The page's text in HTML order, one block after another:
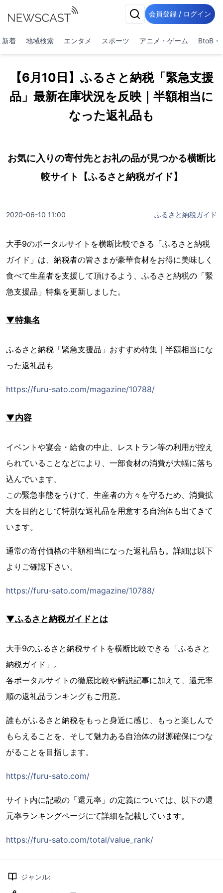
会員登録 / ログイン
新着 地域検索 エンタメ スポーツ アニメ・ゲーム BtoB・
【6月10日】ふるさと納税「緊急支援
品」最新在庫状況を反映｜半額相当に
なった返礼品も
お気に入りの寄付先とお礼の品が見つかる横断比
較サイト【ふるさと納税ガイド】
2020-06-10 11:00 ふるさと納税ガイド
大手9のポータルサイトを横断比較できる「ふるさと納税
ガイド」は、納税者の皆さまが豪華食材をお得に美味しく
食べて生産者を支援して頂けるよう、ふるさと納税の「緊
急支援品」特集を更新しました。
▼特集名
ふるさと納税「緊急支援品」おすすめ特集｜半額相当にな
った返礼品も
https://furu-sato.com/magazine/10788/
▼内容
イベントや宴会・給食の中止、レストラン等の利用が控え
られていることなどにより、一部食材の消費が大幅に落ち
込んでいます。
この緊急事態をうけて、生産者の方々を守るため、消費拡
大を目的として特別な返礼品を用意する自治体も出てきて
います。
通常の寄付価格の半額相当になった返礼品も。詳細は以下
よりご確認下さい。
https://furu-sato.com/magazine/10788/
▼ふるさと納税ガイドとは
大手9のふるさと納税サイトを横断比較できる「ふるさと
納税ガイド」。
各ポータルサイトの徹底比較や解説記事に加えて、還元率
順の返礼品ランキングもご用意。
誰もがふるさと納税をもっと身近に感じ、もっと楽しんで
もらえることを、そして魅力ある自治体の財源確保につな
がることを目指します。
https://furu-sato.com/
サイト内に記載の「還元率」の定義については、以下の還
元率ランキングページにて詳細を記載しています。
https://furu-sato.com/total/value_rank/
ジャンル: